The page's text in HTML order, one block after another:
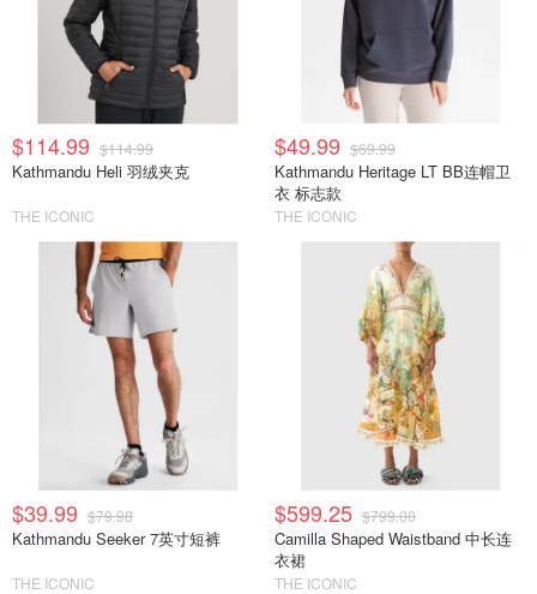
$114.99 $114.99
Kathmandu Heli 羽绒夹克
THE ICONIC
$49.99 $69.99
Kathmandu Heritage LT BB连帽卫
衣 标志款
THE ICONIC
$39.99 $79.98
Kathmandu Seeker 7英寸短裤
THE ICONIC
$599.25 $799.00
Camilla Shaped Waistband 中长连
衣裙
THE ICONIC